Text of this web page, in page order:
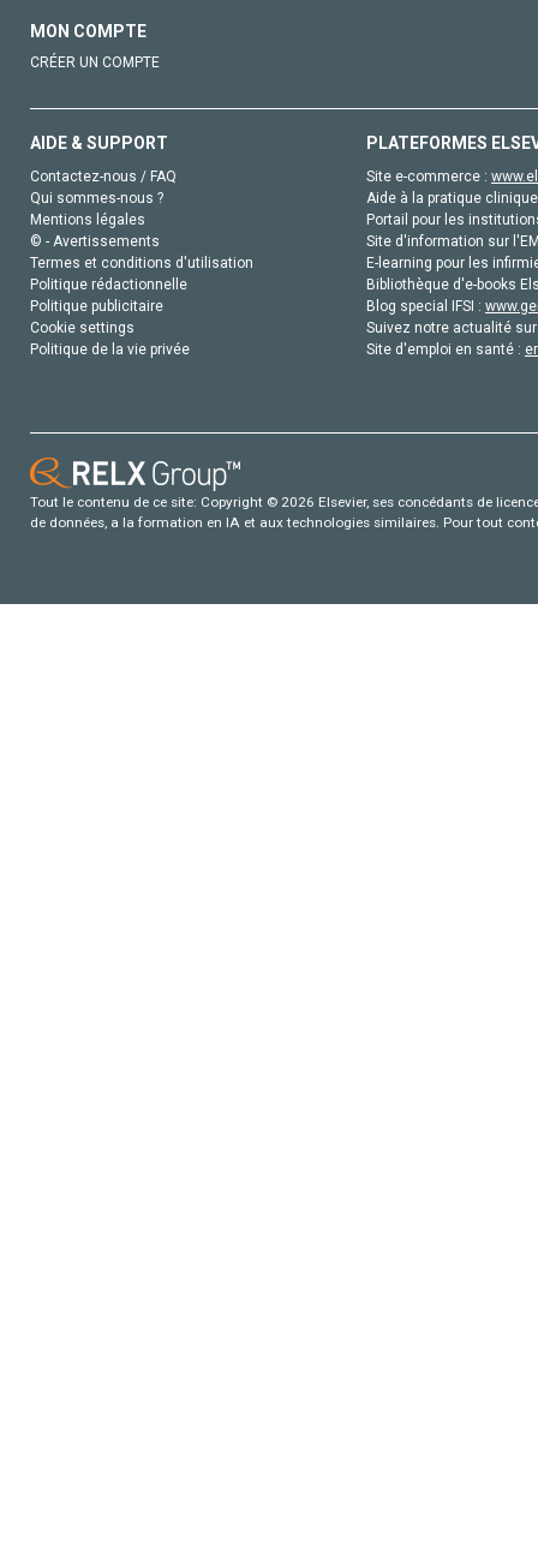
MON COMPTE
CRÉER UN COMPTE
AIDE & SUPPORT
Contactez-nous / FAQ
Qui sommes-nous ?
Mentions légales
© - Avertissements
Termes et conditions d'utilisation
Politique rédactionnelle
Politique publicitaire
Cookie settings
Politique de la vie privée
PLATEFORMES
Site e-commerce :
Aide à la pratique
Portail pour les
Site d'information sur
E-learning pour les
Bibliothèque d'e-books
Blog special IFSI :
Suivez notre actualité
Site d'emploi en santé :
Tout le contenu de ce site: Copyright © 2026 Elsevier, ses concédants de
de données, a la formation en IA et aux technologies similaires. Pour tout